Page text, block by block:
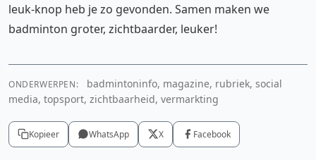
leuk-knop heb je zo gevonden. Samen maken we
badminton groter, zichtbaarder, leuker!
ONDERWERPEN:
badmintoninfo, magazine, rubriek, social
media, topsport, zichtbaarheid, vermarkting
Kopieer WhatsApp X Facebook